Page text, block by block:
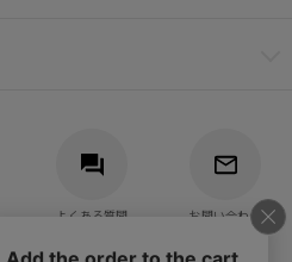
よくある質問 お問い合わせ